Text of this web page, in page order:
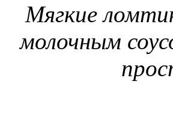
Мягкие
молочным